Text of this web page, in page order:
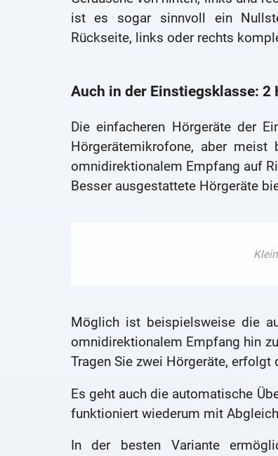
ist es sogar sinnvoll ein
Rückseite, links oder rechts
Auch in der Einstiegsklasse:
Die einfacheren Hörgeräte der
Hörgerätemikrofone, aber
omnidirektionalem Empfang auf
Besser ausgestattete Hörgeräte
Möglich ist beispielsweise die
omnidirektionalem Empfang hin
Tragen Sie zwei Hörgeräte,
Es geht auch die automatische
funktioniert wiederum mit
In der besten Variante